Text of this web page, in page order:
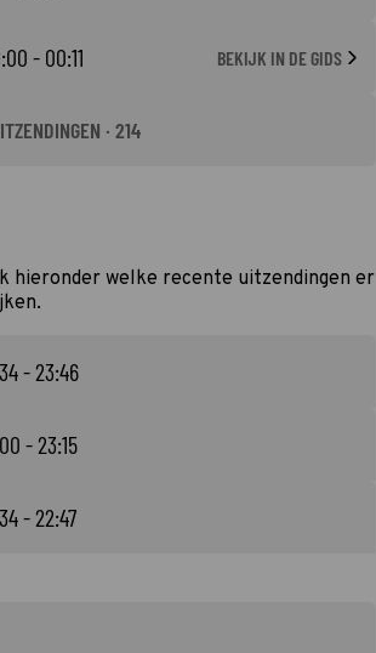
- 00:11 BEKIJK IN DE GIDS
· 214
hieronder welke recente uitzendingen er
- 23:46
- 23:15
- 22:47